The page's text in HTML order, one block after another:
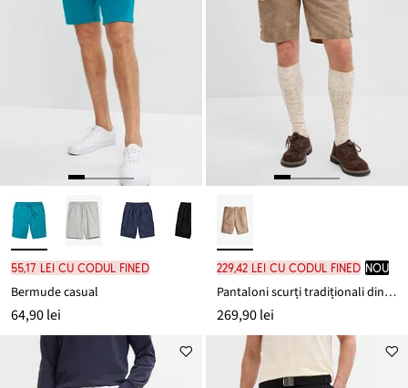
55,17 lei cu codul FINED
Bermude casual
64,90 lei
229,42 lei cu codul FINED nou
Pantaloni scurți tradiționali din imitație de piele
269,90 lei